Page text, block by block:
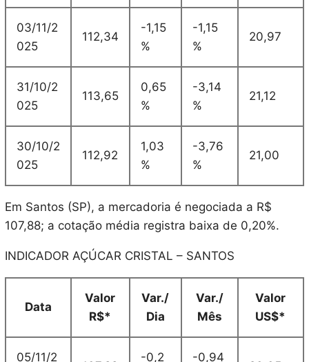
03/11/2
025
112,34
-1,15
%
-1,15
%
20,97
31/10/2
025
113,65
0,65
%
-3,14
%
21,12
30/10/2
025
112,92
1,03
%
-3,76
%
21,00
Em Santos (SP), a mercadoria é negociada a R$
107,88; a cotação média registra baixa de 0,20%.
INDICADOR AÇÚCAR CRISTAL – SANTOS
Data
Valor
R$*
Var./
Dia
Var./
Mês
Valor
US$*
05/11/2 -0,2 -0,94